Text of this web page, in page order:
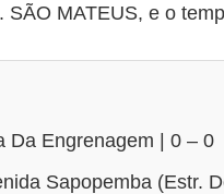
SÃO MATEUS, e o
Da Engrenagem | 0 – 0
Sapopemba (Estr.